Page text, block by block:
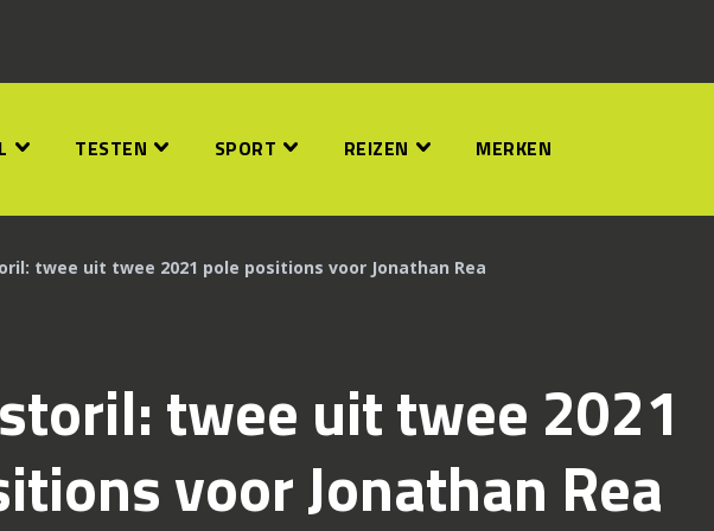
TESTEN SPORT REIZEN MERKEN
twee uit twee 2021 pole positions voor Jonathan Rea
twee uit twee 2021
voor Jonathan Rea